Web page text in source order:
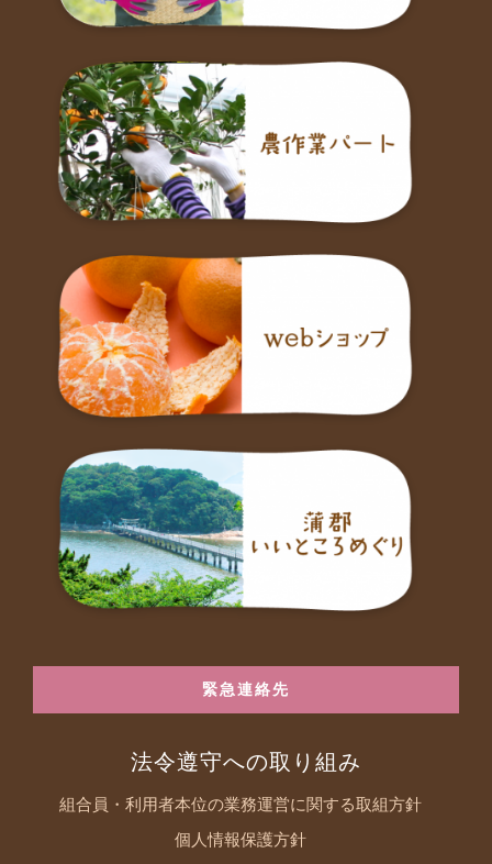
緊急連絡先
法令遵守への取り組み
組合員・利用者本位の業務運営に関する取組方針
個人情報保護方針